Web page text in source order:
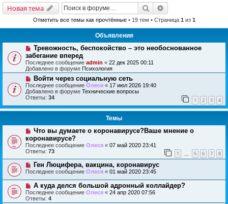
Новая тема Поиск
Отметить все темы как прочтённые• 19 тем • Страница 1 из 1
Объявления
Тревожность, беспокойство – это необоснованное
забегание вперед
Последнее сообщение admin « 22 дек 2025 00:11
Добавлено в форуме Психология
Войти через социальную сеть
Последнее сообщение Олеся « 17 июл 2026 19:40
Добавлено в форуме Технические вопросы
Ответы: 34 1 2 3 4
Темы
Что вы думаете о коронавирусе?Ваше мнение о
коронавирусе?
Последнее сообщение Олеся « 07 май 2020 23:41
Ответы: 73 1 5 6 7 8
Ген Люцифера, вакцина, коронавирус
Последнее сообщение Олеся « 01 май 2020 23:45
А куда делся большой адронный коллайдер?
Последнее сообщение Олеся « 24 апр 2020 07:56
Ответы: 4